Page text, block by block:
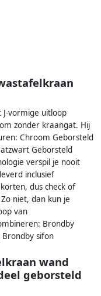
vormige uitloop
zonder kraangat. Hij
Chroom Geborsteld
Geborsteld
verspil je nooit
inclusief
dus check of
niet, dan kun je
van
Brondby
sifon
wand
geborsteld